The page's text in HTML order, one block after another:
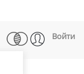
Войти